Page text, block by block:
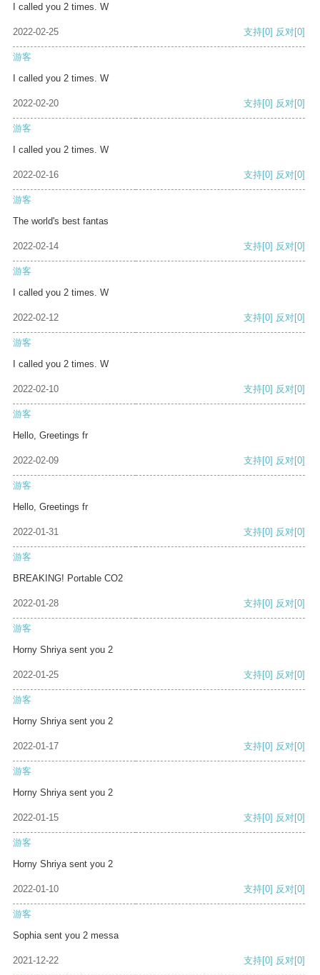
I called you 2 times. W
2022-02-25 支持[0] 反对[0]
游客
I called you 2 times. W
2022-02-20 支持[0] 反对[0]
游客
I called you 2 times. W
2022-02-16 支持[0] 反对[0]
游客
The world's best fantas
2022-02-14 支持[0] 反对[0]
游客
I called you 2 times. W
2022-02-12 支持[0] 反对[0]
游客
I called you 2 times. W
2022-02-10 支持[0] 反对[0]
游客
Hello, Greetings fr
2022-02-09 支持[0] 反对[0]
游客
Hello, Greetings fr
2022-01-31 支持[0] 反对[0]
游客
BREAKING! Portable CO2
2022-01-28 支持[0] 反对[0]
游客
Horny Shriya sent you 2
2022-01-25 支持[0] 反对[0]
游客
Horny Shriya sent you 2
2022-01-17 支持[0] 反对[0]
游客
Horny Shriya sent you 2
2022-01-15 支持[0] 反对[0]
游客
Horny Shriya sent you 2
2022-01-10 支持[0] 反对[0]
游客
Sophia sent you 2 messa
2021-12-22 支持[0] 反对[0]